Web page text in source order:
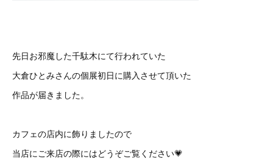
先日お邪魔した千駄木にて行われていた
大倉ひとみさんの個展初日に購入させて頂いた
作品が届きました。
カフェの店内に飾りましたので
当店にご来店の際にはどうぞご覧ください💗